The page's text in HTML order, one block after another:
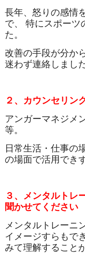
長年、怒りの感情
で、 特にスポーツ
た。
改善の手段が分か
迷わず連絡しました
２、カウンセリン
アンガーマネジメ
等。
日常生活・仕事の
の場面で活用でき
３、メンタルトレ
聞かせてください
メンタルトレーニ
イメージすらもで
みて理解すること